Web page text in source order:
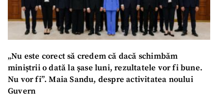
„Nu este corect să credem că dacă schimbăm
miniștrii o dată la șase luni, rezultatele vor fi bune.
Nu vor fi”. Maia Sandu, despre activitatea noului
Guvern